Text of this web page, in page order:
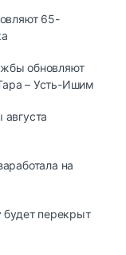
65-
обновляют
– Усть-Ишим
на
будет перекрыт